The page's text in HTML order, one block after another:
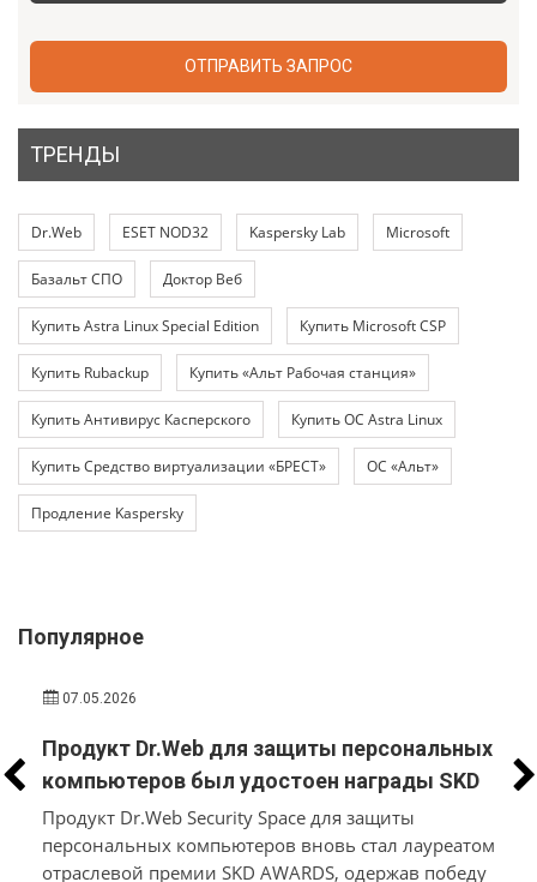
ОТПРАВИТЬ ЗАПРОС
ТРЕНДЫ
Dr.Web ESET NOD32 Kaspersky Lab Microsoft
Базальт СПО Доктор Веб
Купить Astra Linux Special Edition Купить Microsoft CSP
Купить Rubackup Купить «Альт Рабочая станция»
Купить Антивирус Касперского Купить ОС Astra Linux
Купить Средство виртуализации «БРЕСТ» ОС «Альт»
Продление Kaspersky
Популярное
07.05.2026
Продукт Dr.Web для защиты персональных
компьютеров был удостоен награды SKD
AWARDS
Продукт Dr.Web Security Space для защиты
персональных компьютеров вновь стал лауреатом
отраслевой премии SKD AWARDS, одержав победу